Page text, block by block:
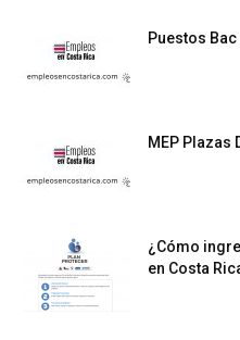
Puestos
MEP Plazas
¿Cómo
en Costa